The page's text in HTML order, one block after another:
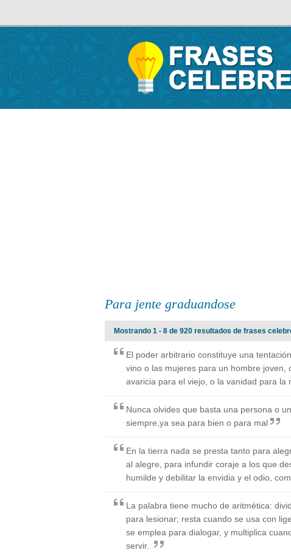
Para jente graduandose
Mostrando 1 - 8 de 920 resultados de frases
El poder arbitrario constituye una
vino o las mujeres para un hombre joven,
avaricia para el viejo, o la vanidad para la
Nunca olvides que basta una persona o
siempre,ya sea para bien o para mal
En la tierra nada se presta tanto para
al alegre, para infundir coraje a los que
humilde y debilitar la envidia y el odio,
La palabra tiene mucho de aritmética:
para lesionar; resta cuando se usa con
se emplea para dialogar, y multiplica
servir.